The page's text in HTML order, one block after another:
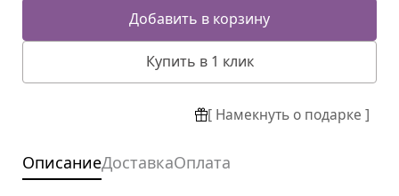
Добавить в корзину
Купить в 1 клик
[ Намекнуть о подарке ]
ОписаниеДоставкаОплата